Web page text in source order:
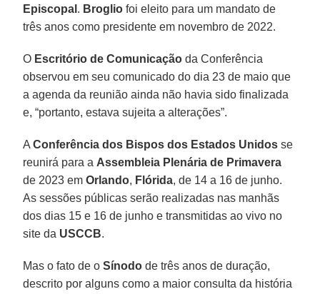
Episcopal . Broglio foi eleito para um mandato de
três anos como presidente em novembro de 2022.
O Escritório de Comunicação da Conferência
observou em seu comunicado do dia 23 de maio que
a agenda da reunião ainda não havia sido finalizada
e, “portanto, estava sujeita a alterações”.
AConferência dos Bispos dos Estados Unidos se
reunirá para a Assembleia Plenária de Primavera
de 2023 emOrlando, Flórida, de 14 a 16 de junho.
As sessões públicas serão realizadas nas manhãs
dos dias 15 e 16 de junho e transmitidas ao vivo no
site da USCCB.
Mas o fato de oSínodo de três anos de duração,
descrito por alguns como a maior consulta da história